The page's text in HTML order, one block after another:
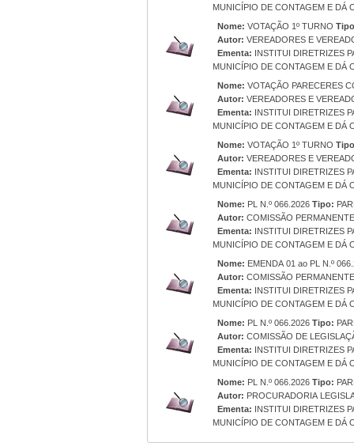
MUNICÍPIO DE CONTAGEM E DÁ
Nome: VOTAÇÃO 1º TURNO
Autor: VEREADORES E
Ementa: INSTITUI DIRETRIZES
MUNICÍPIO DE CONTAGEM E DÁ
Nome: VOTAÇÃO PARECERES
Autor: VEREADORES E
Ementa: INSTITUI DIRETRIZES
MUNICÍPIO DE CONTAGEM E DÁ
Nome: VOTAÇÃO 1º TURNO
Autor: VEREADORES E
Ementa: INSTITUI DIRETRIZES
MUNICÍPIO DE CONTAGEM E DÁ
Nome: PL N.º 066.2026 Tipo:
Autor: COMISSÃO
Ementa: INSTITUI DIRETRIZES
MUNICÍPIO DE CONTAGEM E DÁ
Nome: EMENDA 01 ao PL N.º
Autor: COMISSÃO
Ementa: INSTITUI DIRETRIZES
MUNICÍPIO DE CONTAGEM E DÁ
Nome: PL N.º 066.2026 Tipo:
Autor: COMISSÃO DE
Ementa: INSTITUI DIRETRIZES
MUNICÍPIO DE CONTAGEM E DÁ
Nome: PL N.º 066.2026 Tipo:
Autor: PROCURADORIA
Ementa: INSTITUI DIRETRIZES
MUNICÍPIO DE CONTAGEM E DÁ